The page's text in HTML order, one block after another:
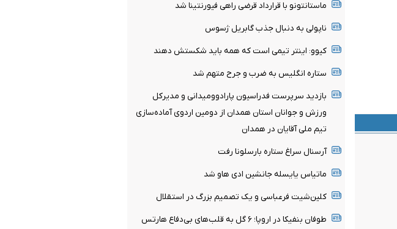
ماستانتونو با قرارداد قرضی راهی فیورنتینا شد
ناپولی به دنبال جذب گابریل ژسوس
کیوو: اینتر تیمی است که همه باید شکستش دهند
ستاره انگلیس به ضرب و جرح متهم شد
بازدید سرپرست فدراسیون پارادوومیدانی و مدیرکل
ورزش و جوانان استان همدان از دومین اردوی آماده‌سازی
تیم ملی آقایان در همدان
آرسنال سراغ ستاره بارسلونا رفت
ماتیاس یایسله جانشین ادی هاو شد
کلین‌شیت فرعباسی و یک تصمیم بزرگ در استقلال
طوفان بنفیکا در اروپا؛ ۶ گل به قلب‌های بی‌دفاع هارتس